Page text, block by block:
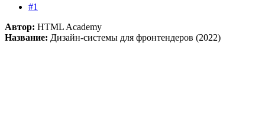
#1
Автор: HTML Academy
Название: Дизайн-системы для фронтендеров (2022)